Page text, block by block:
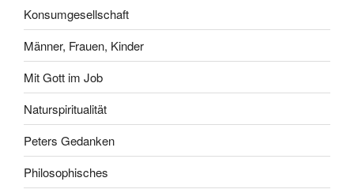
Konsumgesellschaft
Männer, Frauen, Kinder
Mit Gott im Job
Naturspiritualität
Peters Gedanken
Philosophisches